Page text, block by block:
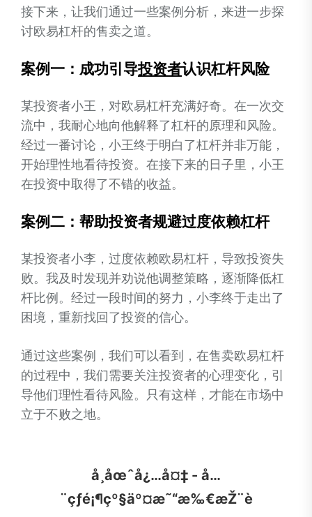
接下来，让我们通过一些案例分析，来进一步探
讨欧易杠杆的售卖之道。
案例一：成功引导投资者认识杠杆风险
某投资者小王，对欧易杠杆充满好奇。在一次交
流中，我耐心地向他解释了杠杆的原理和风险。
经过一番讨论，小王终于明白了杠杆并非万能，
开始理性地看待投资。在接下来的日子里，小王
在投资中取得了不错的收益。
案例二：帮助投资者规避过度依赖杠杆
某投资者小李，过度依赖欧易杠杆，导致投资失
败。我及时发现并劝说他调整策略，逐渐降低杠
杆比例。经过一段时间的努力，小李终于走出了
困境，重新找回了投资的信心。
通过这些案例，我们可以看到，在售卖欧易杠杆
的过程中，我们需要关注投资者的心理变化，引
导他们理性看待风险。只有这样，才能在市场中
立于不败之地。